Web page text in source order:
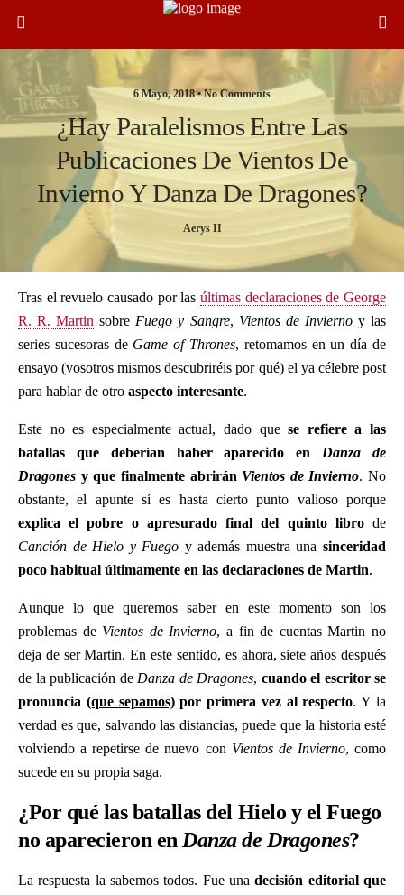
6 Mayo, 2018 •No Comments
¿Hay Paralelismos Entre Las
Publicaciones De Vientos De
Invierno Y Danza De Dragones?
Aerys II
Tras el revuelo causado por las últimas declaraciones de George
R. R. Martin sobre Fuego y Sangre, Vientos de Inviernoy las
series sucesoras de Game of Thrones, retomamos en un día de
ensayo (vosotros mismos descubriréis por qué) el ya célebre post
para hablar de otro aspecto interesante.
Este no es especialmente actual, dado quese refiere a las
batallas que deberían haber aparecido en Danza de
Dragones y que finalmente abrirán Vientos de Invierno. No
obstante, el apunte sí es hasta cierto punto valioso porque
explica el pobre o apresurado final del quinto librode
Canción de Hielo y Fuego y además muestra unasinceridad
poco habitual últimamente en las declaraciones de Martin.
Aunque lo que queremos saber en este momento son los
problemas de Vientos de Invierno, a fin de cuentas Martin no
deja de ser Martin. En este sentido, es ahora, siete años después
de la publicación de Danza de Dragones, cuando el escritor se
pronuncia (que sepamos)por primera vez al respecto. Y la
verdad es que, salvando las distancias, puede que la historia esté
volviendo a repetirse de nuevo con Vientos de Invierno, como
sucede en su propia saga.
¿Por qué las batallas del Hielo y el Fuego
no aparecieron en Danza de Dragones?
La respuesta la sabemos todos. Fue unadecisión editorial que